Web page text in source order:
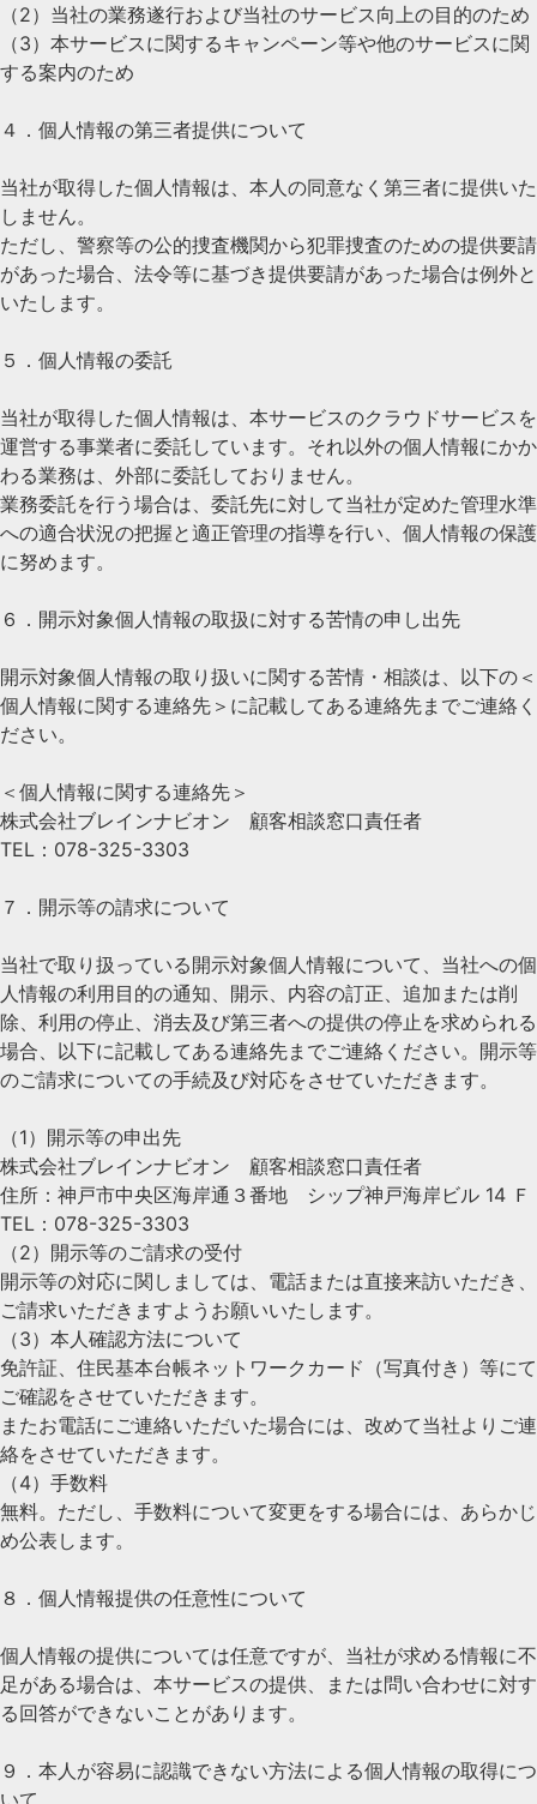
（2）当社の業務遂行および当社のサービス向上の目的のため
（3）本サービスに関するキャンペーン等や他のサービスに関
する案内のため
４．個人情報の第三者提供について
当社が取得した個人情報は、本人の同意なく第三者に提供いた
しません。
ただし、警察等の公的捜査機関から犯罪捜査のための提供要請
があった場合、法令等に基づき提供要請があった場合は例外と
いたします。
５．個人情報の委託
当社が取得した個人情報は、本サービスのクラウドサービスを
運営する事業者に委託しています。それ以外の個人情報にかか
わる業務は、外部に委託しておりません。
業務委託を行う場合は、委託先に対して当社が定めた管理水準
への適合状況の把握と適正管理の指導を行い、個人情報の保護
に努めます。
６．開示対象個人情報の取扱に対する苦情の申し出先
開示対象個人情報の取り扱いに関する苦情・相談は、以下の＜
個人情報に関する連絡先＞に記載してある連絡先までご連絡く
ださい。
＜個人情報に関する連絡先＞
株式会社ブレインナビオン 顧客相談窓口責任者
TEL：078-325-3303
７．開示等の請求について
当社で取り扱っている開示対象個人情報について、当社への個
人情報の利用目的の通知、開示、内容の訂正、追加または削
除、利用の停止、消去及び第三者への提供の停止を求められる
場合、以下に記載してある連絡先までご連絡ください。開示等
のご請求についての手続及び対応をさせていただきます。
（1）開示等の申出先
株式会社ブレインナビオン 顧客相談窓口責任者
住所：神戸市中央区海岸通３番地 シップ神戸海岸ビル 14 Ｆ
TEL：078-325-3303
（2）開示等のご請求の受付
開示等の対応に関しましては、電話または直接来訪いただき、
ご請求いただきますようお願いいたします。
（3）本人確認方法について
免許証、住民基本台帳ネットワークカード（写真付き）等にて
ご確認をさせていただきます。
またお電話にご連絡いただいた場合には、改めて当社よりご連
絡をさせていただきます。
（4）手数料
無料。ただし、手数料について変更をする場合には、あらかじ
め公表します。
８．個人情報提供の任意性について
個人情報の提供については任意ですが、当社が求める情報に不
足がある場合は、本サービスの提供、または問い合わせに対す
る回答ができないことがあります。
９．本人が容易に認識できない方法による個人情報の取得につ